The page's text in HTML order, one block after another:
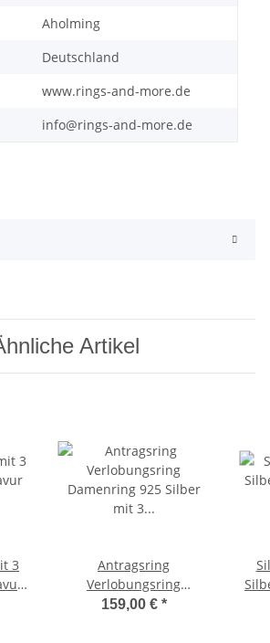
Aholming
Deutschland
www.rings-and-more.de
info@rings-and-more.de
Artikel
3
Antragsring
Verlobungsring
Damenring 925 Silber
159,00 € *